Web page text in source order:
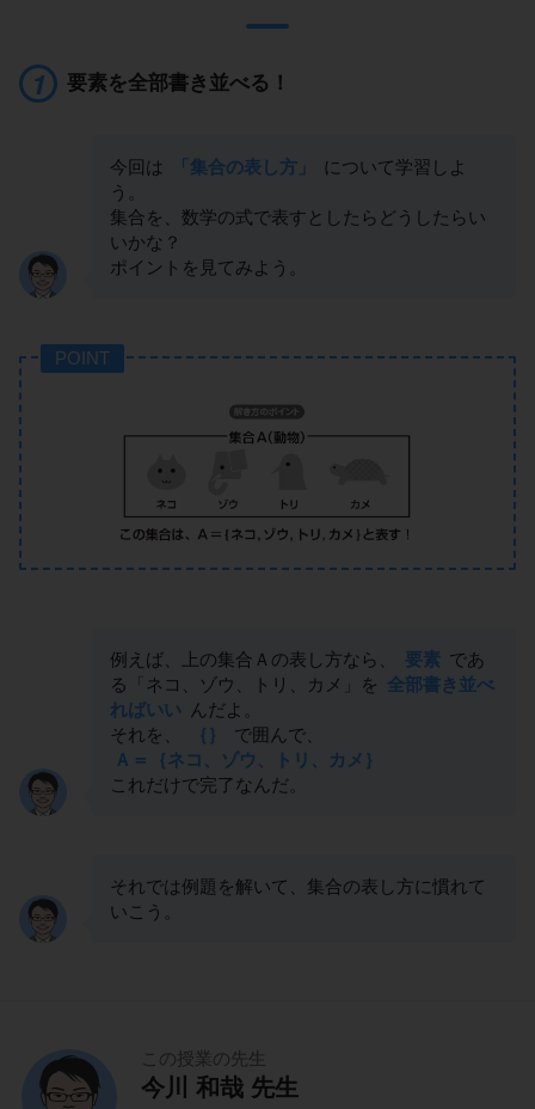
要素を全部書き並べる！
今回は 「集合の表し方」
について学習しよ
う。
集合を、数学の式で表すとしたらどうしたらい
いかな？
ポイントを見てみよう。
POINT
例えば、上の集合Ａの表し方なら、 要素 であ
る「ネコ、ゾウ、トリ、カメ」を 全部書き並べ
ればいい んだよ。
それを、
｛｝
で囲んで、
Ａ＝｛ネコ、ゾウ、トリ、カメ｝
これだけで完了なんだ。
それでは例題を解いて、集合の表し方に慣れて
いこう。
この授業の先生
今川 和哉 先生